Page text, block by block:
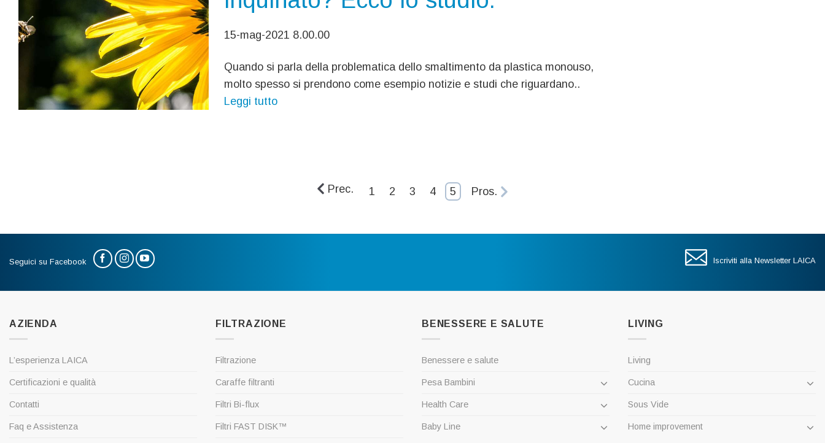
15-mag-2021 8.00.00
Quando si parla della problematica dello smaltimento da plastica monouso,
molto spesso si prendono come esempio notizie e studi che riguardano..
Leggi tutto
Prec. 1 2 3 4 5 Pros.
Seguici su Facebook Iscriviti alla Newsletter LAICA
AZIENDA
L’esperienza LAICA
Certificazioni e qualità
Contatti
Faq e Assistenza
FILTRAZIONE
Filtrazione
Caraffe filtranti
Filtri Bi-flux
Filtri FAST DISK™
BENESSERE E SALUTE
Benessere e salute
Pesa Bambini
Health Care
Baby Line
LIVING
Living
Cucina
Sous Vide
Home improvement